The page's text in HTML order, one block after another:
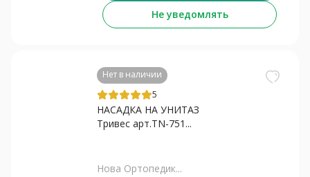
Не уведомлять
Нет в наличии
5
НАСАДКА НА УНИТАЗ
Тривес арт.TN-751...
Нова Ортопедик...